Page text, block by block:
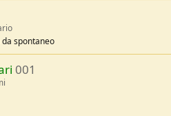
spontaneo
001